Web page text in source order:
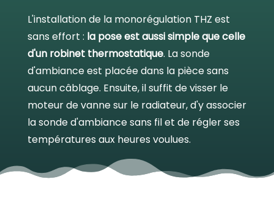
L'installation de la monorégulation THZ est
sans effort : la pose est aussi simple que celle
d'un robinet thermostatique. La sonde
d'ambiance est placée dans la pièce sans
aucun câblage. Ensuite, il suffit de visser le
moteur de vanne sur le radiateur, d'y associer
la sonde d'ambiance sans fil et de régler ses
températures aux heures voulues.